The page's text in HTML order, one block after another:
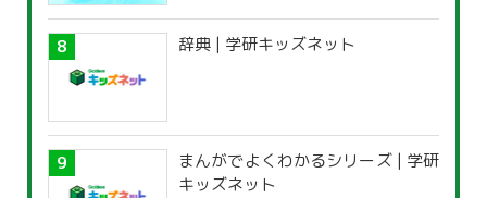
辞典 | 学研キッズネット
まんがでよくわかるシリーズ | 学研
キッズネット